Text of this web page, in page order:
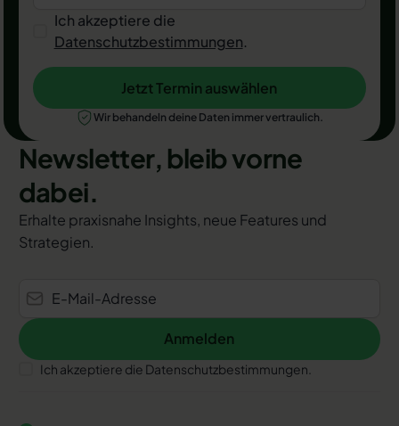
Ich akzeptiere die
Datenschutzbestimmungen.
Jetzt Termin auswählen
Jetzt Termin auswählen
Wir behandeln deine Daten immer vertraulich.
Newsletter, bleib vorne
dabei.
Erhalte praxisnahe Insights, neue Features und
Strategien.
Anmelden
Anmelden
Ich akzeptiere die Datenschutzbestimmungen.